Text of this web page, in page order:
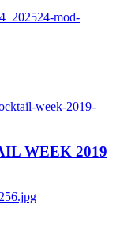
mod-
week-2019-
WEEK 2019